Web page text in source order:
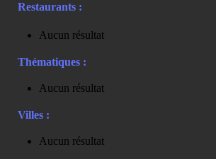
Restaurants :
Aucun résultat
Thématiques :
Aucun résultat
Villes :
Aucun résultat